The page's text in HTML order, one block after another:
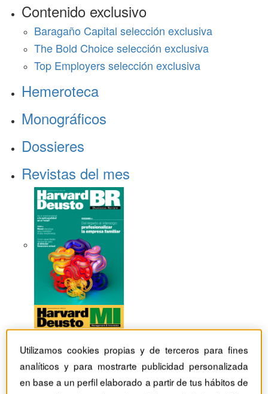
Contenido exclusivo
Baragaño Capital selección exclusiva
The Bold Choice selección exclusiva
Top Employers selección exclusiva
Hemeroteca
Monográficos
Dossieres
Revistas del mes
Utilizamos cookies propias y de terceros para fines
analíticos y para mostrarte publicidad personalizada
en base a un perfil elaborado a partir de tus hábitos de